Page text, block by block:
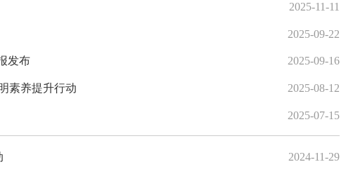
2025-11-11
2025-09-22
发布 2025-09-16
素养提升行动 2025-08-12
2025-07-15
2024-11-29